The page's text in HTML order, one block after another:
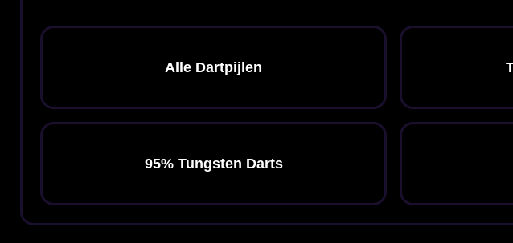
21-23-25 Gram -
€ 54.95 € 54.95 € 97.95